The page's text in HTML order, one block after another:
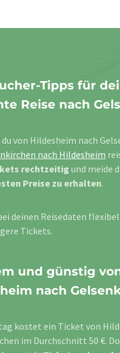
Tipps für
Reise nach
von Hildesheim nach
nach Hildesheim
rechtzeitig und meide
Preise zu erhalten.
deinen Reisedaten
Tickets.
und günstig
nach
kostet ein Ticket von
im Durchschnitt 50 €.